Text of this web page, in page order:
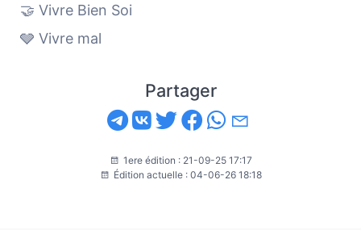
🤝 Vivre Bien Soi
🩶 Vivre mal
Partager
1ere édition : 21-09-25 17:17
Édition actuelle : 04-06-26 18:18